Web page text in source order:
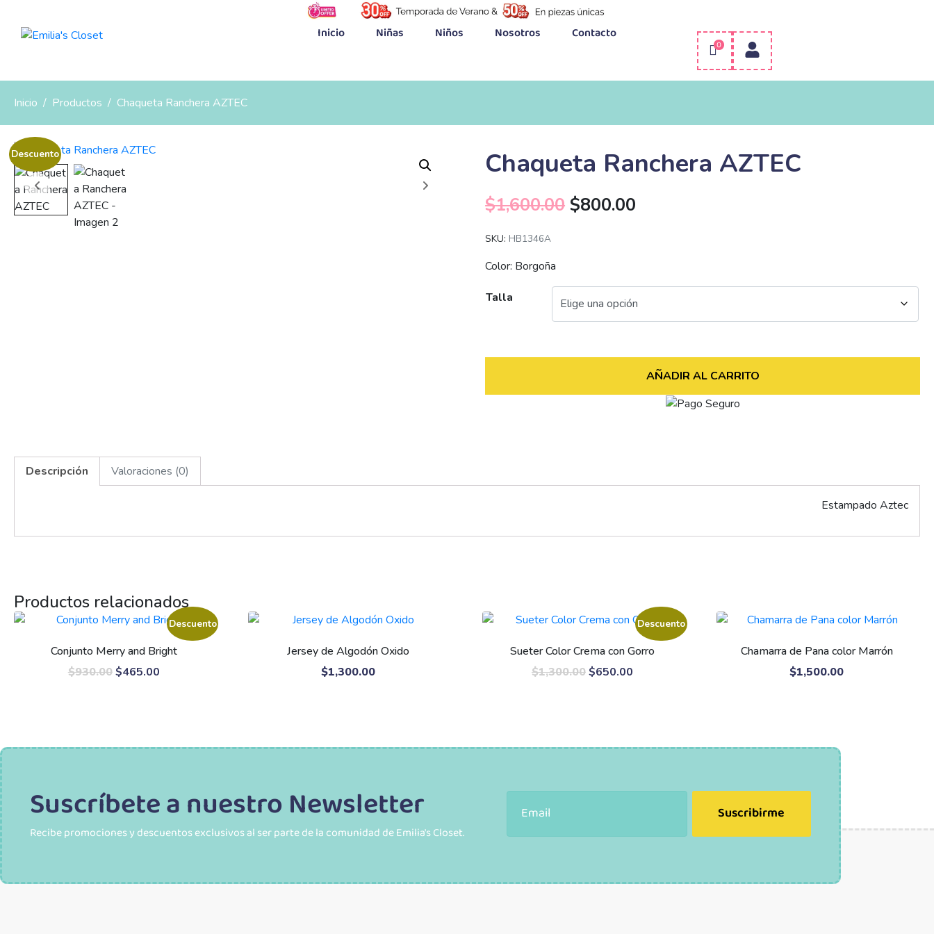
Inicio Niñas Niños Nosotros Contacto
0
Inicio Productos Chaqueta Ranchera AZTEC
Descuento Chaqueta Ranchera AZTEC
$1,600.00 $800.00
SKU: HB1346A
Color: Borgoña
Talla
AÑADIR AL CARRITO
Descripción Valoraciones (0)
Estampado Aztec
Productos relacionados
Descuento
Conjunto Merry and Bright
$930.00$465.00
Jersey de Algodón Oxido
$1,300.00
Descuento
Sueter Color Crema con Gorro
$1,300.00$650.00
Chamarra de Pana color Marrón
$1,500.00
Suscríbete a nuestro Newsletter
Recibe promociones y descuentos exclusivos al ser parte de la comunidad de Emilia's Closet.
Suscribirme